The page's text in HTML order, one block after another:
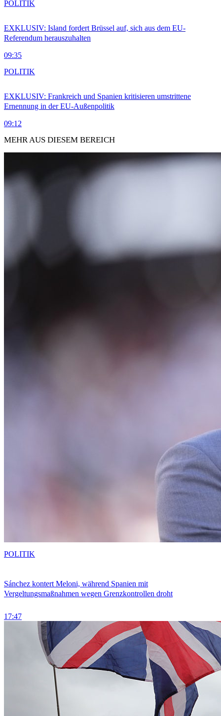
EXKLUSIV: Island fordert Brüssel auf, sich aus dem EU-
Referendum herauszuhalten
09:35
POLITIK
EXKLUSIV: Frankreich und Spanien kritisieren umstrittene
Ernennung in der EU-Außenpolitik
09:12
POLITIK
MEHR AUS DIESEM BEREICH
Sánchez kontert Meloni, während Spanien mit
Vergeltungsmaßnahmen wegen Grenzkontrollen droht
17:47
POLITIK